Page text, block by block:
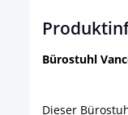
Bürostuhl
Dieser